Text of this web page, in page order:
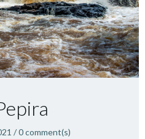
/0comment(s)